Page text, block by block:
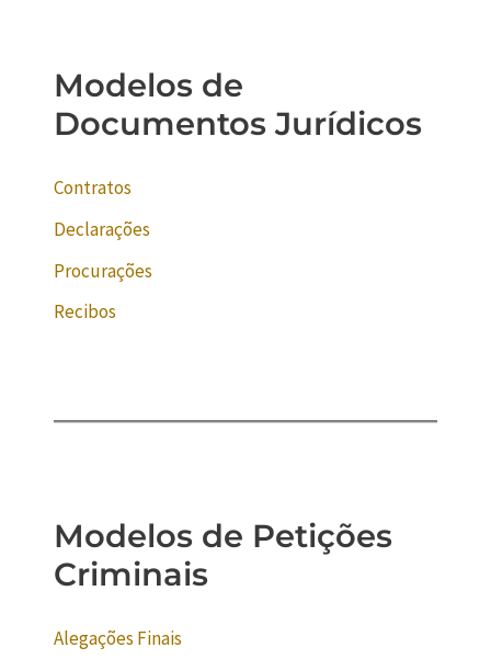
Modelos de
Documentos Jurídicos
Contratos
Declarações
Procurações
Recibos
Modelos de Petições
Criminais
Alegações Finais